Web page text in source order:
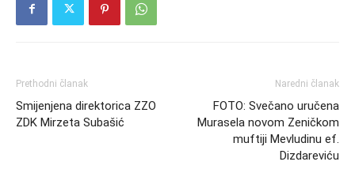
Prethodni članak
Smijenjena direktorica ZZO
ZDK Mirzeta Subašić
Naredni članak
FOTO: Svečano uručena
Murasela novom Zeničkom
muftiji Mevludinu ef.
Dizdareviću